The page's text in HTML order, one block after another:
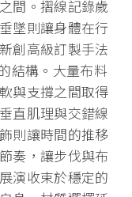
間。摺線記錄歲
墜則讓身體在行
創高級訂製手法
結構。大量布料
與支撐之間取得
直肌理與交錯線
則讓時間的推移
奏，讓步伐與布
演收束於穩定的